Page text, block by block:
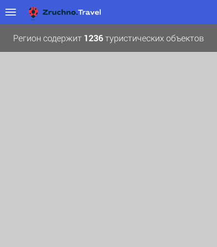
Регион содержит 1236туристических объектов